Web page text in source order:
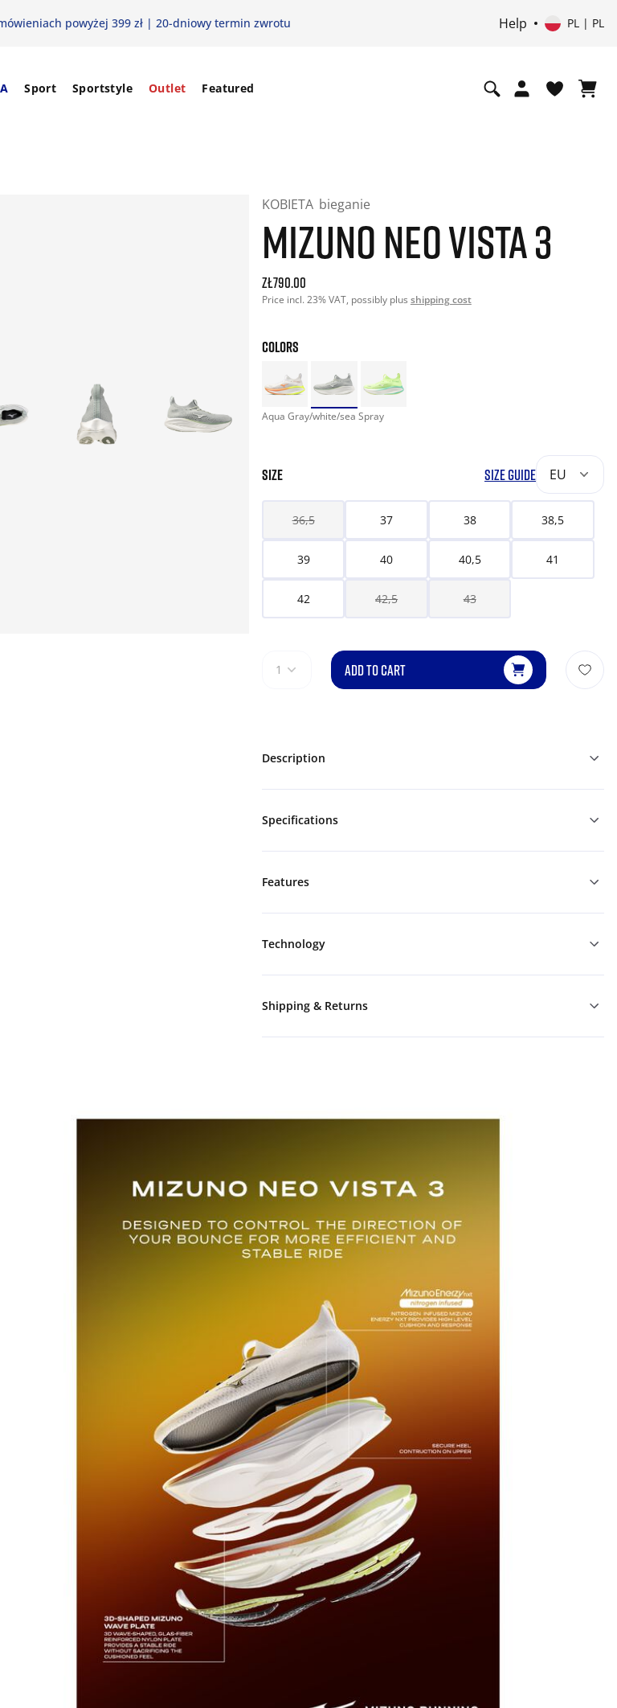
powyżej 399 zł | 20-dniowy termin zwrotu Help PL | PL
Sport Sportstyle Outlet Featured
KOBIETA bieganie
MIZUNO NEO VISTA 3
Current price: 790.00. Price incl. 23% VAT and possibly
zł790.00
Price incl. 23% VAT, possibly plus shipping cost
COLORS
Aqua Gray/white/sea Spray
SIZE SIZE GUIDE EU
36,5 37 38 38,5
39 40 40,5 41
42 42,5 43
1 ADD TO CART
Description
Specifications
Features
Technology
Shipping & Returns